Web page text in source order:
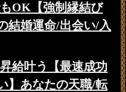
OK【強制縁結び
結婚運命/出会い/入
給叶う【最速成功
】あなたの天職/転